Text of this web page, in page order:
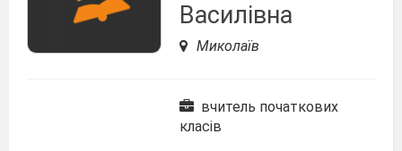
Василівна
Миколаїв
вчитель початкових
класів